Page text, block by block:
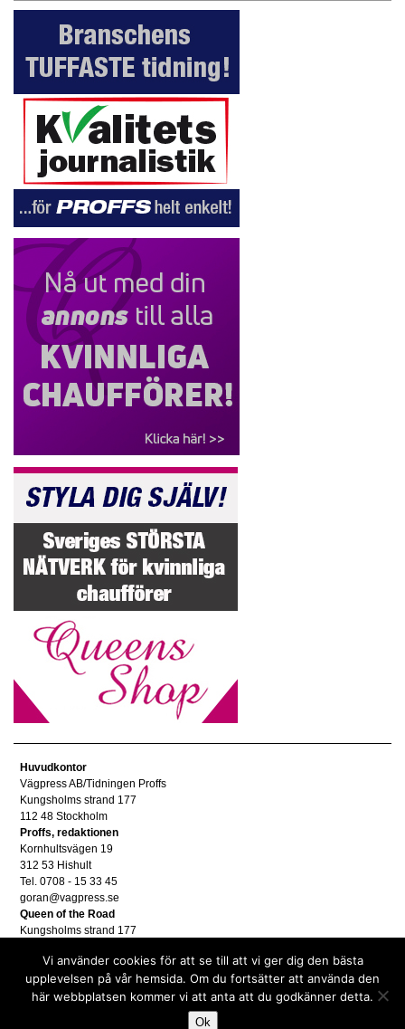
Huvudkontor
Vägpress AB/Tidningen Proffs
Kungsholms strand 177
112 48 Stockholm
Proffs, redaktionen
Kornhultsvägen 19
312 53 Hishult
Tel. 0708 - 15 33 45
goran@vagpress.se
Queen of the Road
Kungsholms strand 177
Annonsera
Tel. 08 - 653 83 80
annons@vagpress.se
Vi använder cookies för att se till att vi ger dig den bästa
upplevelsen på vår hemsida. Om du fortsätter att använda den
här webbplatsen kommer vi att anta att du godkänner detta.
Ok